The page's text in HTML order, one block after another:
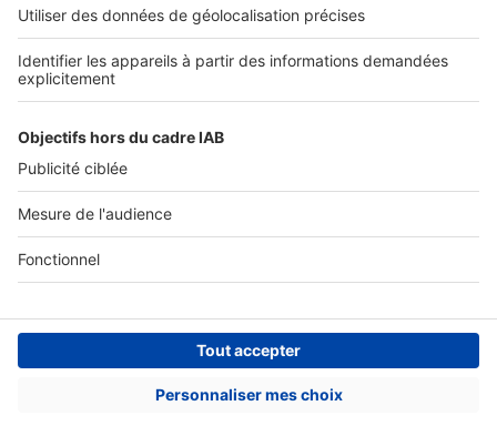
Actualités pro
Nous contacter
Connexion à My SeLoger Pro
Espace Presse
CGU-Paramétrer mes cookies